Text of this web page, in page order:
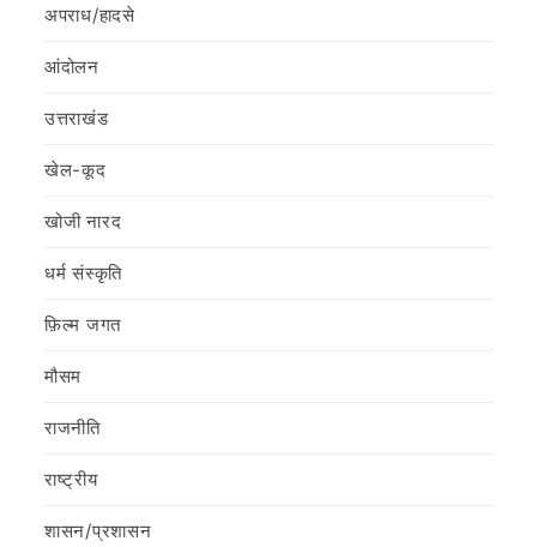
अपराध/हादसे
आंदोलन
उत्तराखंड
खेल-कूद
खोजी नारद
धर्म संस्कृति
फ़िल्‍म जगत
मौसम
राजनीति
राष्ट्रीय
शासन/प्रशासन